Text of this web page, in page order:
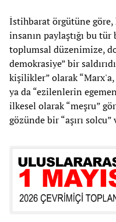
İstihbarat örgütüne
insanın paylaştığı bu
toplumsal düzenimize,
demokrasiye” bir
kişilikler” olarak “Marx'a,
ya da “ezilenlerin
ilkesel olarak “meşru”
gözünde bir “aşırı solcu”